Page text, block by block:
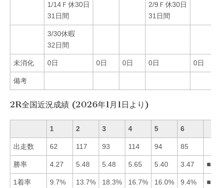
1/14Ｆ休30日
31日間
2/9Ｆ休30日
31日間
3/30休暇
32日間
未消化 0日 0日 0日 0日 0日
備考
2R全国近況成績 (2026年1月1日より)
1 2 3 4 5 6
出走数 62 117 93 114 94 85
勝率 4.27 5.48 5.48 5.65 5.40 3.47
1着率 9.7% 13.7% 18.3% 16.7% 16.0% 9.4%